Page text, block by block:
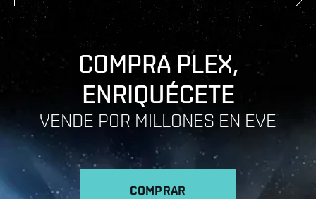
COMPRA PLEX,
ENRIQUÉCETE
VENDE POR MILLONES EN EVE
COMPRAR